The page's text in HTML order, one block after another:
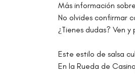
Más información
No olvides confirmar
¿Tienes dudas? Ven
Este estilo de salsa
En la Rueda de